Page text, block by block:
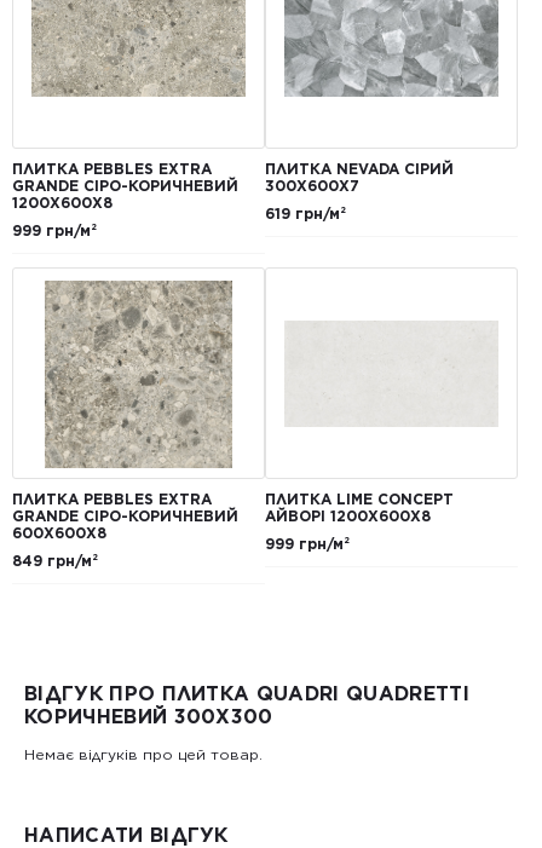
ПЛИТКА PEBBLES EXTRA
GRANDE СІРО-КОРИЧНЕВИЙ
1200Х600Х8
999 грн/м²
ПЛИТКА NEVADA СІРИЙ
300Х600Х7
619 грн/м²
ПЛИТКА PEBBLES EXTRA
GRANDE СІРО-КОРИЧНЕВИЙ
600Х600Х8
849 грн/м²
ПЛИТКА LIME CONCEPT
АЙВОРІ 1200Х600Х8
999 грн/м²
ВІДГУК ПРО ПЛИТКА QUADRI QUADRETTI
КОРИЧНЕВИЙ 300X300
Немає відгуків про цей товар.
НАПИСАТИ ВІДГУК